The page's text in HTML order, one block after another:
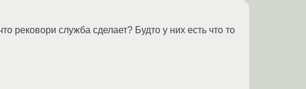
рековори служба сделает? Будто у них есть что то